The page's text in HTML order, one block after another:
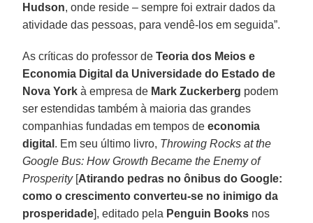
Hudson, onde reside – sempre foi extrair dados da
atividade das pessoas, para vendê-los em seguida”.
As críticas do professor de Teoria dos Meios e
Economia Digital da Universidade do Estado de
Nova York à empresa de Mark Zuckerberg podem
ser estendidas também à maioria das grandes
companhias fundadas em tempos deeconomia
digital . Em seu último livro, Throwing Rocks at the
Google Bus: How Growth Became the Enemy of
Prosperity [Atirando pedras no ônibus do Google:
como o crescimento converteu-se no inimigo da
prosperidade], editado pela Penguin Books nos